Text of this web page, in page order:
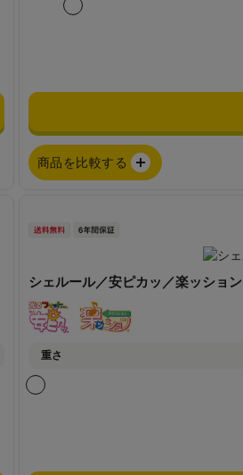
商品を比較する
シェルール／安ピカッ／楽ッション
重さ